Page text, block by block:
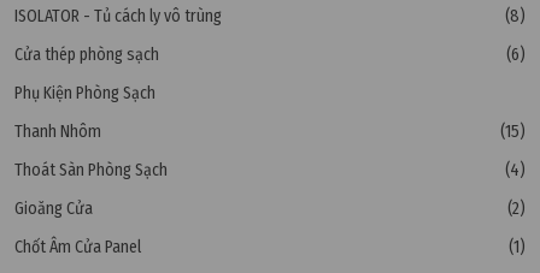
ISOLATOR - Tủ cách ly vô trùng
(8)
Cửa thép phòng sạch
(6)
Phụ Kiện Phòng Sạch
Thanh Nhôm
(15)
Thoát Sàn Phòng Sạch
(4)
Gioăng Cửa
(2)
Chốt Âm Cửa Panel
(1)